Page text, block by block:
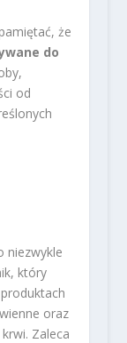
że
do
od
niezwykle
który
oraz
Zaleca